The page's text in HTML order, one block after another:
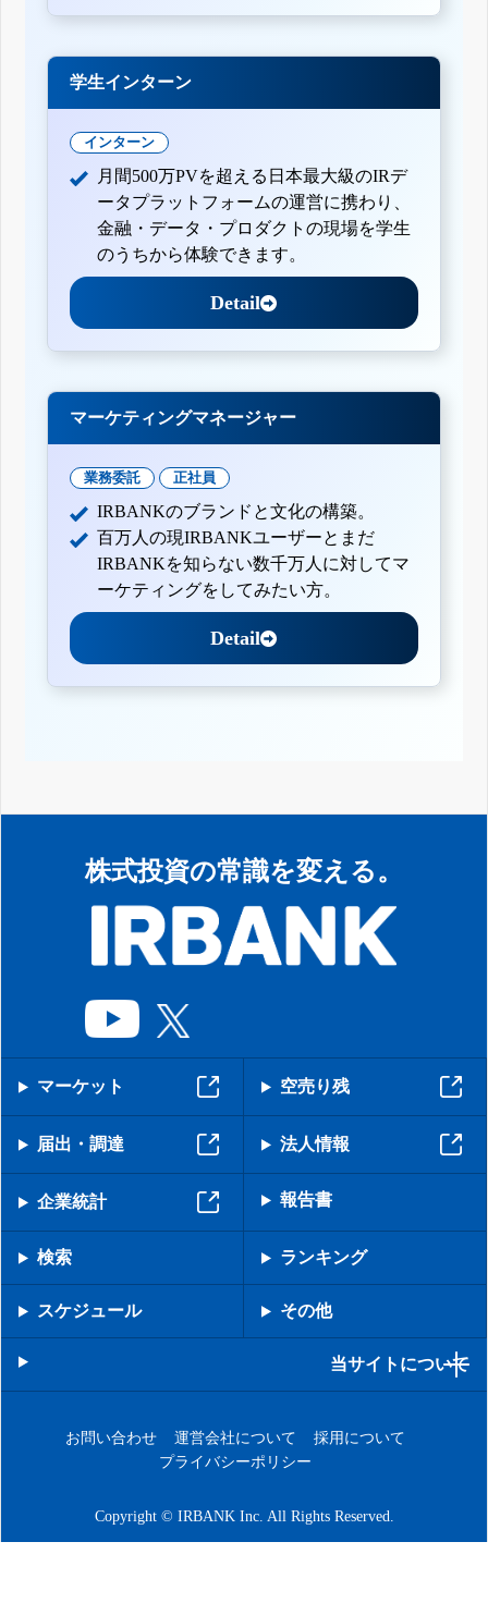
学生インターン
インターン
月間500万PVを超える日本最大級のIRデ
ータプラットフォームの運営に携わり、
金融・データ・プロダクトの現場を学生
のうちから体験できます。
Detail
マーケティングマネージャー
業務委託 正社員
IRBANKのブランドと文化の構築。
百万人の現IRBANKユーザーとまだ
IRBANKを知らない数千万人に対してマ
ーケティングをしてみたい方。
Detail
株式投資の常識を変える。
マーケット 空売り残
届出・調達 法人情報
企業統計 報告書
検索 ランキング
スケジュール その他
当サイトについて
お問い合わせ 運営会社について
採用について
プライバシーポリシー
Copyright © IRBANK Inc. All Rights Reserved.